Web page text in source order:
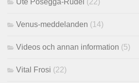
Venus-meddelanden (14)
Videos och annan information (5)
Vital Frosi (22)